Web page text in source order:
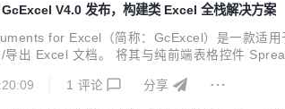
V4.0 发布，构建类 Excel 全栈解决方案
for Excel（简称：GcExcel）是一款适
导出 Excel 文档。 将其与纯前端表格控件
1 评论 分享